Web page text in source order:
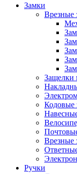
Замки
Врезные
Защелки
Кодовые
Врезные
Ручки